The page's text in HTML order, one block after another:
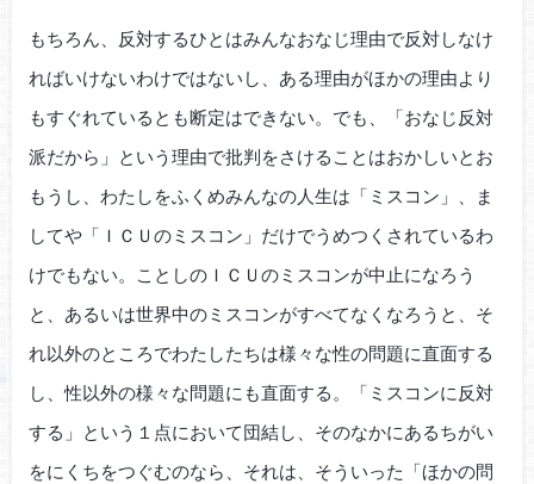
もちろん、反対するひとはみんなおなじ理由で反対しなけ
ればいけないわけではないし、ある理由がほかの理由より
もすぐれているとも断定はできない。でも、「おなじ反対
派だから」という理由で批判をさけることはおかしいとお
もうし、わたしをふくめみんなの人生は「ミスコン」、ま
してや「ＩＣＵのミスコン」だけでうめつくされているわ
けでもない。ことしのＩＣＵのミスコンが中止になろう
と、あるいは世界中のミスコンがすべてなくなろうと、そ
れ以外のところでわたしたちは様々な性の問題に直面する
し、性以外の様々な問題にも直面する。「ミスコンに反対
する」という１点において団結し、そのなかにあるちがい
をにくちをつぐむのなら、それは、そういった「ほかの問